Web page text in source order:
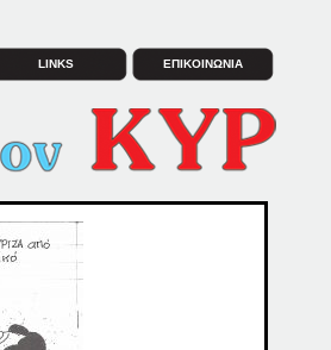
LINKS ΕΠΙΚΟΙΝΩΝΙΑ